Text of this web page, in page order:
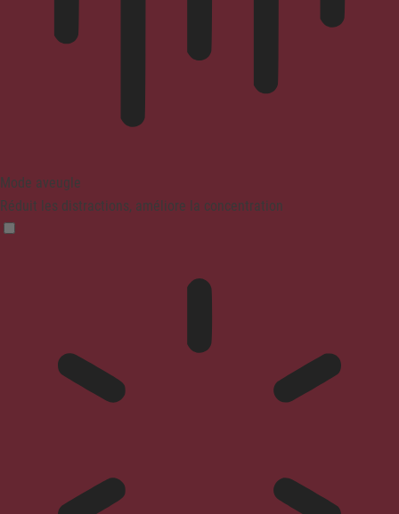
Mode aveugle
Réduit les distractions, améliore la concentration